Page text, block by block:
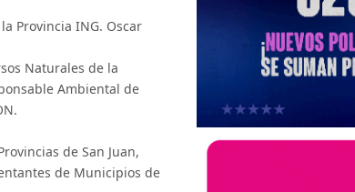
Provincia ING. Oscar
Naturales de la
Ambiental de
de San Juan,
de Municipios de